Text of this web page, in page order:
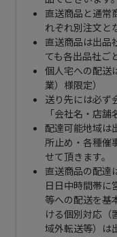
直送商品と通常
れぞれ別注文と
直送商品は出品
ても各出品社ご
個人宅への配送
業）様限定）
送り先には必ず
「会社名・店舗
配達可能地域は
所止め・各種催
せて頂きます。
直送商品の配達
日日中時間帯に
等への配送を基
ける個別対応（
域外転送等）は